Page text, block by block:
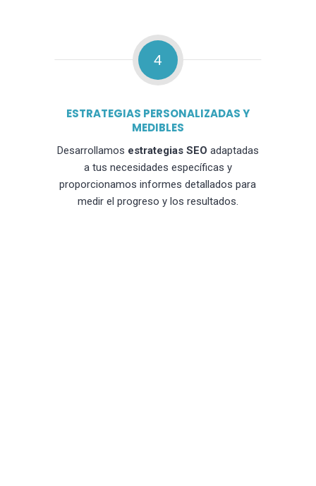
4
ESTRATEGIAS PERSONALIZADAS Y
MEDIBLES
Desarrollamos estrategias SEO adaptadas
a tus necesidades específicas y
proporcionamos informes detallados para
medir el progreso y los resultados.